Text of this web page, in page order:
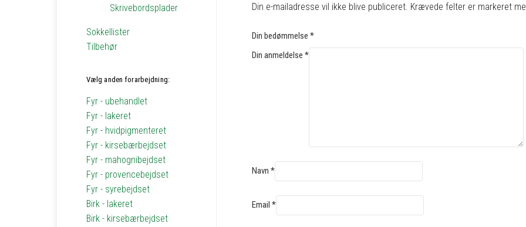
Din e-mailadresse vil ikke blive publiceret. Krævede felter er markeret
Din bedømmelse *
Din anmeldelse *
Navn *
Email *
Skrivebordsplader
Sokkellister
Tilbehør
Vælg anden forarbejdning:
Fyr - ubehandlet
Fyr - lakeret
Fyr - hvidpigmenteret
Fyr - kirsebærbejdset
Fyr - mahognibejdset
Fyr - provencebejdset
Fyr - syrebejdset
Birk - lakeret
Birk - kirsebærbejdset